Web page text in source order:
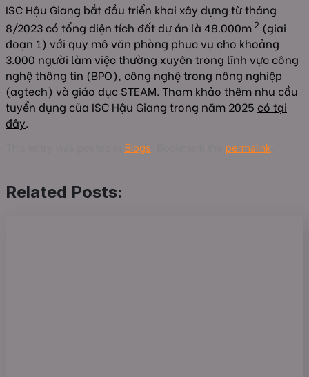
ISC Hậu Giang bắt đầu triển khai xây dựng từ tháng
8/2023 có tổng diện tích đất dự án là 48.000m 2 (giai
đoạn 1) với quy mô văn phòng phục vụ cho khoảng
3.000 người làm việc thường xuyên trong lĩnh vực công
nghệ thông tin (BPO), công nghệ trong nông nghiệp
(agtech) và giáo dục STEAM. Tham khảo thêm nhu cầu
tuyển dụng của ISC Hậu Giang trong năm 2025 có tại
đây.
Blogs permalink
Related Posts: